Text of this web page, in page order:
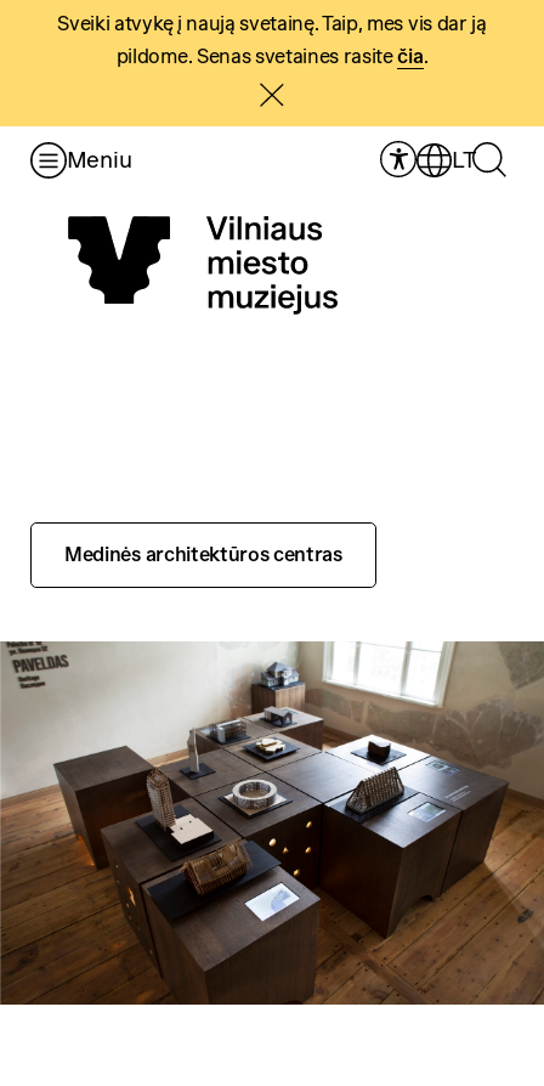
Sveiki atvykę į naują svetainę. Taip, mes vis dar ją
pildome. Senas svetaines rasitečia.
Meniu LT
Medinės architektūros centras